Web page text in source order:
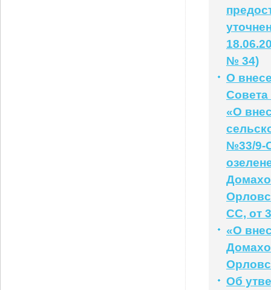
№ 34)
О
Совета
«О
№33/9-
СС, от
«О
Об